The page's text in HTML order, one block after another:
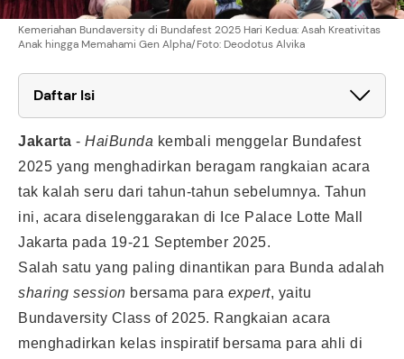
Kemeriahan Bundaversity di Bundafest 2025 Hari Kedua: Asah Kreativitas
Anak hingga Memahami Gen Alpha/Foto: Deodotus Alvika
Daftar Isi
Jakarta - HaiBunda kembali menggelar Bundafest
2025 yang menghadirkan beragam rangkaian acara
tak kalah seru dari tahun-tahun sebelumnya. Tahun
ini, acara diselenggarakan di Ice Palace Lotte Mall
Jakarta pada 19-21 September 2025.
Salah satu yang paling dinantikan para Bunda adalah
sharing session bersama para expert, yaitu
Bundaversity Class of 2025. Rangkaian acara
menghadirkan kelas inspiratif bersama para ahli di